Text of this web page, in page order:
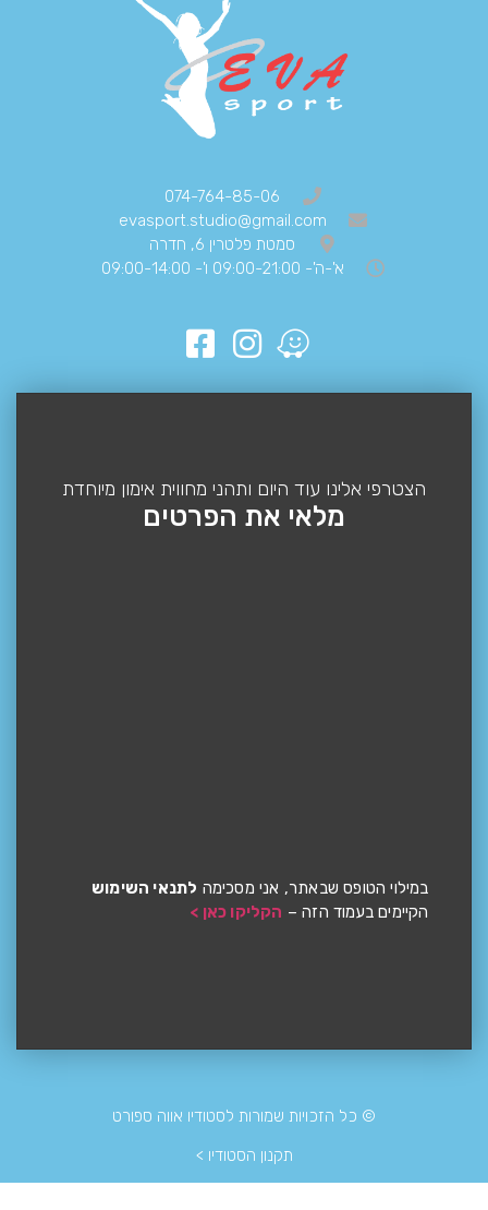
074-764-85-06
evasport.studio@gmail.com
סמטת פלטרין 6, חדרה
א'-ה'- 09:00-21:00 ו'- 09:00-14:00
הצטרפי אלינו עוד היום ותהני מחווית אימון מיוחדת
מלאי את הפרטים
במילוי הטופס שבאתר, אני מסכימה לתנאי השימוש
הקיימים בעמוד הזה – הקליקו כאן >
© כל הזכויות שמורות לסטודיו אווה ספורט
תקנון הסטודיו >